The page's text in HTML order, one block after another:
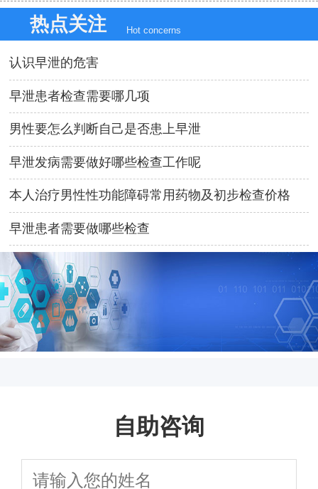
热点关注 Hot concerns
认识早泄的危害
早泄患者检查需要哪几项
男性要怎么判断自己是否患上早泄
早泄发病需要做好哪些检查工作呢
本人治疗男性性功能障碍常用药物及初步检查价格
早泄患者需要做哪些检查
自助咨询